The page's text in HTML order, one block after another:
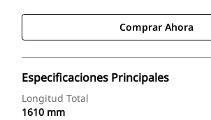
Comprar Ahora
Especificaciones Principales
Longitud Total
1610 mm